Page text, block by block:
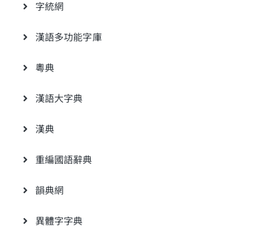
字統網
漢語多功能字庫
粵典
漢語大字典
漢典
重編國語辭典
韻典網
異體字字典